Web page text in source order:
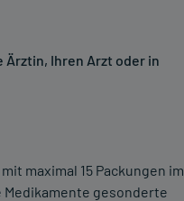
Ärztin, Ihren Arzt oder in
maximal 15 Packungen im
gesonderte